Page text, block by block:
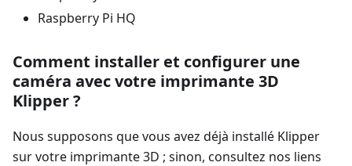
Raspberry Pi HQ
Comment installer et configurer une
caméra avec votre imprimante 3D
Klipper ?
Nous supposons que vous avez déjà installé Klipper
sur votre imprimante 3D ; sinon, consultez nos liens